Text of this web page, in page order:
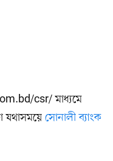
csr/ মাধ্যমে
যথাসময়ে সোনালী ব্যাংক